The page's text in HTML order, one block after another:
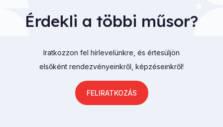
Érdekli a többi műsor?
Iratkozzon fel hírlevelünkre, és értesüljön
elsőként rendezvényeinkről, képzéseinkről!
FELIRATKOZÁS